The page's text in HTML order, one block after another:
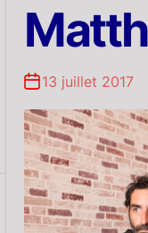
13 juillet 2017